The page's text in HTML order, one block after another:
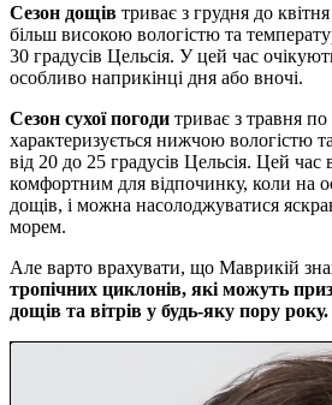
Сезон дощів триває з грудня до
більш високою вологістю та
30 градусів Цельсія. У цей час
особливо наприкінці дня або вночі.
Сезон сухої погоди триває з травня
характеризується нижчою вологістю
від 20 до 25 градусів Цельсія. Цей час
комфортним для відпочинку, коли на
дощів, і можна насолоджуватися
морем.
Але варто врахувати, що Маврикій
тропічних циклонів, які можуть
дощів та вітрів у будь-яку пору року.